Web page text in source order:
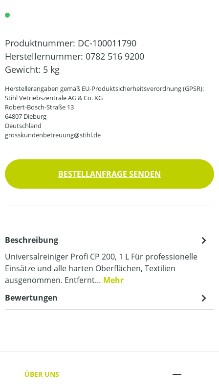
Produktnummer: DC-100011790
Herstellernummer: 0782 516 9200
Gewicht: 5 kg
Herstellerangaben gemäß EU-Produktsicherheitsverordnung (GPSR):
Stihl Vetriebszentrale AG & Co. KG
Robert-Bosch-Straße 13
64807 Dieburg
Deutschland
grosskundenbetreuung@stihl.de
BESTELLANFRAGE SENDEN
Beschreibung
Universalreiniger Profi CP 200, 1 L Für professionelle
Einsätze und alle harten Oberflächen, Textilien
ausgenommen. Entfernt… Mehr
Bewertungen
ÜBER UNS